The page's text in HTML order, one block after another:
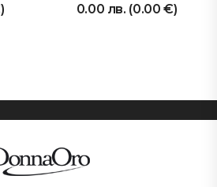
) 0.00 лв. (0.00 €)